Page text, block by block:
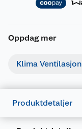
Oppdag mer
Klima Ventilasjon
Produktdetaljer